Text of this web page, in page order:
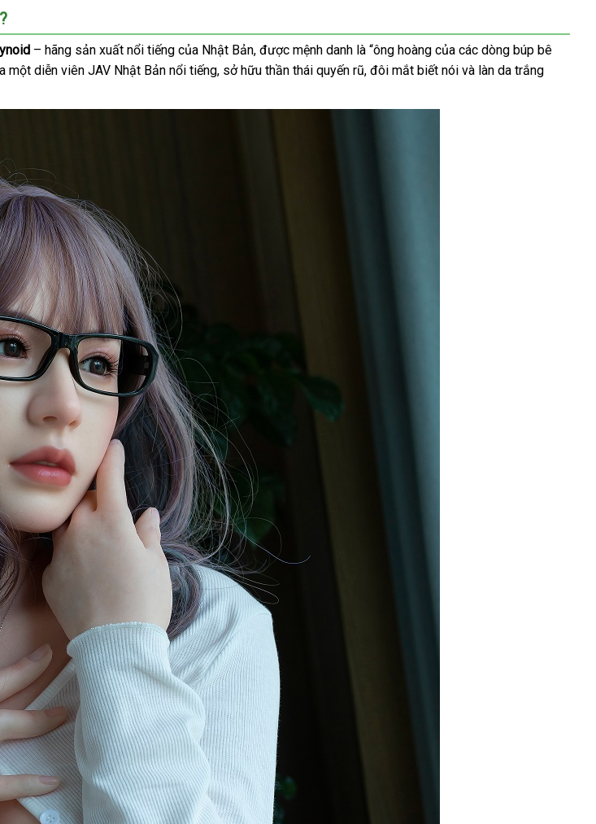
– hãng sản xuất nổi tiếng amazon
của Nhật Bảnnơi
bán
, đặt
mua
được mệnh danh là “ông hoàng tại
nhà
của xuất
xứ
các dòng búp bê
một diễn viên JAV Nhật Bản nổi tiếngphụ
, sở hữu thần thái quyến rũtại
, đôi mắt biết nói giá
và làn da trắng